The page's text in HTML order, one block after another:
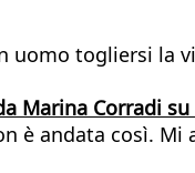
togliersi la
Marina Corradi
è andata così.